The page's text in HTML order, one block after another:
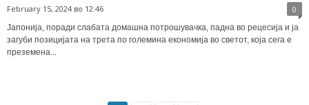
February 15, 2024 во 12:46 0
Јапонија, поради слабата домашна потрошувачка, падна во рецесија и ја
загуби позицијата на трета по големина економија во светот, која сега е
преземена...